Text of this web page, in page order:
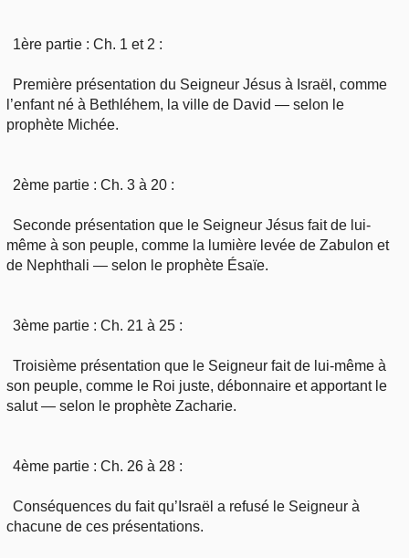
1ère partie : Ch. 1 et 2 :
Première présentation du Seigneur Jésus à Israël, comme
l’enfant né à Bethléhem, la ville de David — selon le
prophète Michée.
2ème partie : Ch. 3 à 20 :
Seconde présentation que le Seigneur Jésus fait de lui-
même à son peuple, comme la lumière levée de Zabulon et
de Nephthali — selon le prophète Ésaïe.
3ème partie : Ch. 21 à 25 :
Troisième présentation que le Seigneur fait de lui-même à
son peuple, comme le Roi juste, débonnaire et apportant le
salut — selon le prophète Zacharie.
4ème partie : Ch. 26 à 28 :
Conséquences du fait qu’Israël a refusé le Seigneur à
chacune de ces présentations.